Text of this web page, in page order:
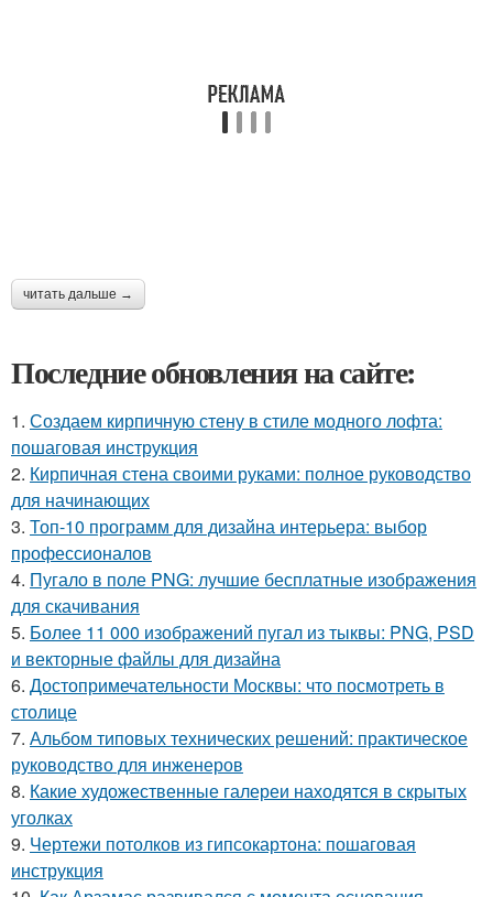
читать дальше →
Последние обновления на сайте:
1. Создаем кирпичную стену в стиле модного лофта:
пошаговая инструкция
2. Кирпичная стена своими руками: полное руководство
для начинающих
3. Топ-10 программ для дизайна интерьера: выбор
профессионалов
4. Пугало в поле PNG: лучшие бесплатные изображения
для скачивания
5. Более 11 000 изображений пугал из тыквы: PNG, PSD
и векторные файлы для дизайна
6. Достопримечательности Москвы: что посмотреть в
столице
7. Альбом типовых технических решений: практическое
руководство для инженеров
8. Какие художественные галереи находятся в скрытых
уголках
9. Чертежи потолков из гипсокартона: пошаговая
инструкция